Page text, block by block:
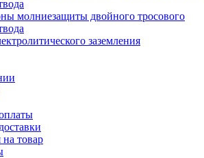
молниезащиты двойного тросового
заземления
на товар